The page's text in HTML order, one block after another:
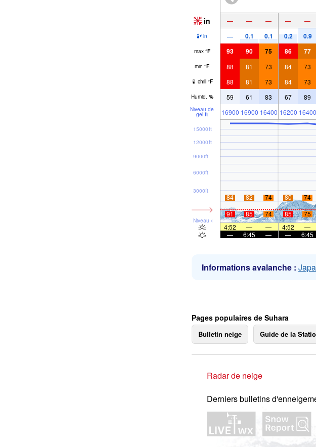
in — — — — —
in — 0.1 0.1 0.2 0.9
max °F 93 90 75 86 77
min °F 88 81 73 84 73
chill °F 88 81 73 84 73
Humid. % 59 61 83 67 89
Niveau de
gel ft 16900 16900 16400 16200 16400
Niveau de la mer
3000ft
6000ft
9000ft
12000ft
15000ft
84 82 74 80 74
91
85 74 85 75
4:52
— — 4:52 —
—
6:45 — — 6:45
Informations avalanche :
Pages populaires de Suhara
Bulletin neige Guide de la
Radar de neige
Derniers bulletins